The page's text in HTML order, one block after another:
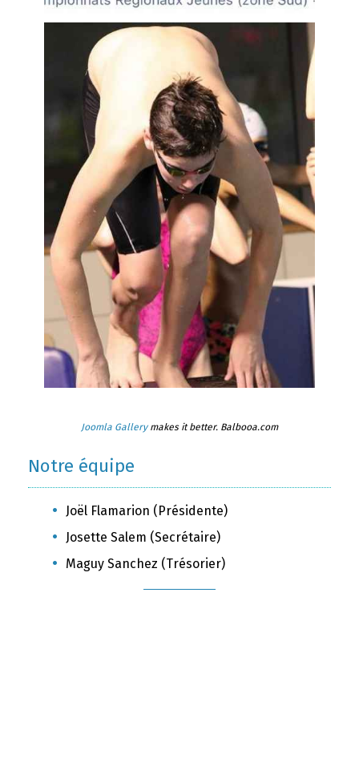
Joomla Gallerymakes it better. Balbooa.com
Notre équipe
Joël Flamarion (Présidente)
Josette Salem (Secrétaire)
Maguy Sanchez (Trésorier)